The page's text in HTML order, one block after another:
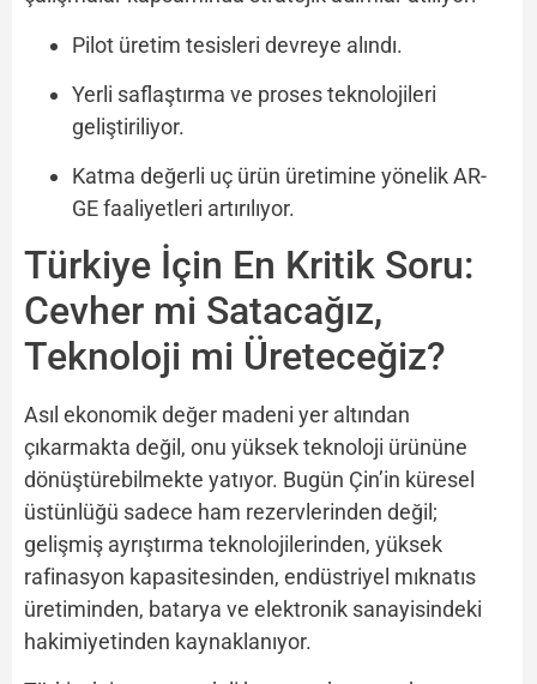
Pilot üretim tesisleri devreye alındı.
Yerli saflaştırma ve proses teknolojileri
geliştiriliyor.
Katma değerli uç ürün üretimine yönelik AR-
GE faaliyetleri artırılıyor.
Türkiye İçin En Kritik Soru:
Cevher mi Satacağız,
Teknoloji mi Üreteceğiz?
Asıl ekonomik değer madeni yer altından
çıkarmakta değil, onu yüksek teknoloji ürününe
dönüştürebilmekte yatıyor. Bugün Çin’in küresel
üstünlüğü sadece ham rezervlerinden değil;
gelişmiş ayrıştırma teknolojilerinden, yüksek
rafinasyon kapasitesinden, endüstriyel mıknatıs
üretiminden, batarya ve elektronik sanayisindeki
hakimiyetinden kaynaklanıyor.